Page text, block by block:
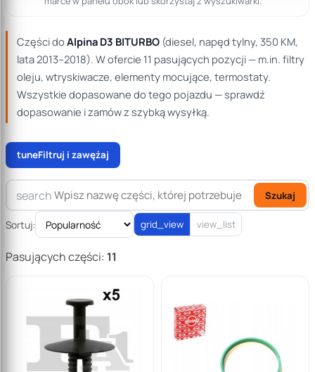
Części do Alpina D3 BITURBO(diesel, napęd tylny, 350 KM,
lata 2013–2018). W ofercie 11 pasujących pozycji — m.in. filtry
oleju, wtryskiwacze, elementy mocujące, termostaty.
Wszystkie dopasowane do tego pojazdu — sprawdź
dopasowanie i zamów z szybką wysyłką.
tuneFiltruj i zawężaj
search Szukaj
Sortuj: grid_view view_list
Pasujących części: 11